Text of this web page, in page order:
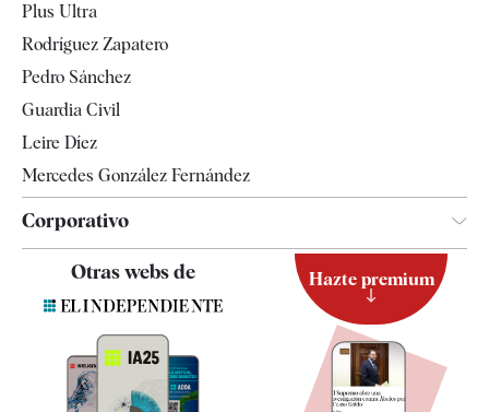
Televisión
Plus Ultra
Rodríguez Zapatero
Pedro Sánchez
Guardia Civil
Leire Díez
Mercedes González Fernández
Corporativo
Contacto
Quiénes somos
Otras webs de Hazte premium